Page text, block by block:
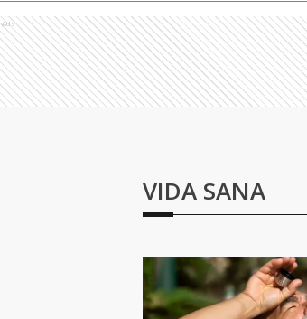
Ads
VIDA SANA